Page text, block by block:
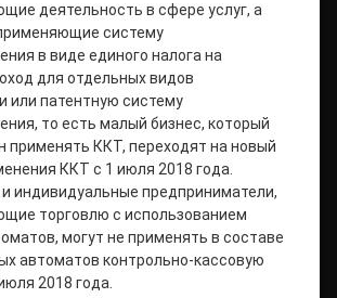
деятельность в сфере услуг, а
систему
в виде единого налога на
для отдельных видов
или патентную систему
то есть малый бизнес, который
применять ККТ, переходят на новый
ККТ с 1 июля 2018 года.
индивидуальные предприниматели,
торговлю с использованием
могут не применять в составе
автоматов контрольно-кассовую
2018 года.